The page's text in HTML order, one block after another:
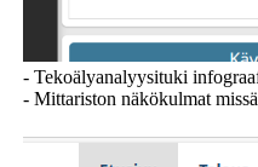
- Tekoälyanalyysituki
- Mittariston näkökulmat